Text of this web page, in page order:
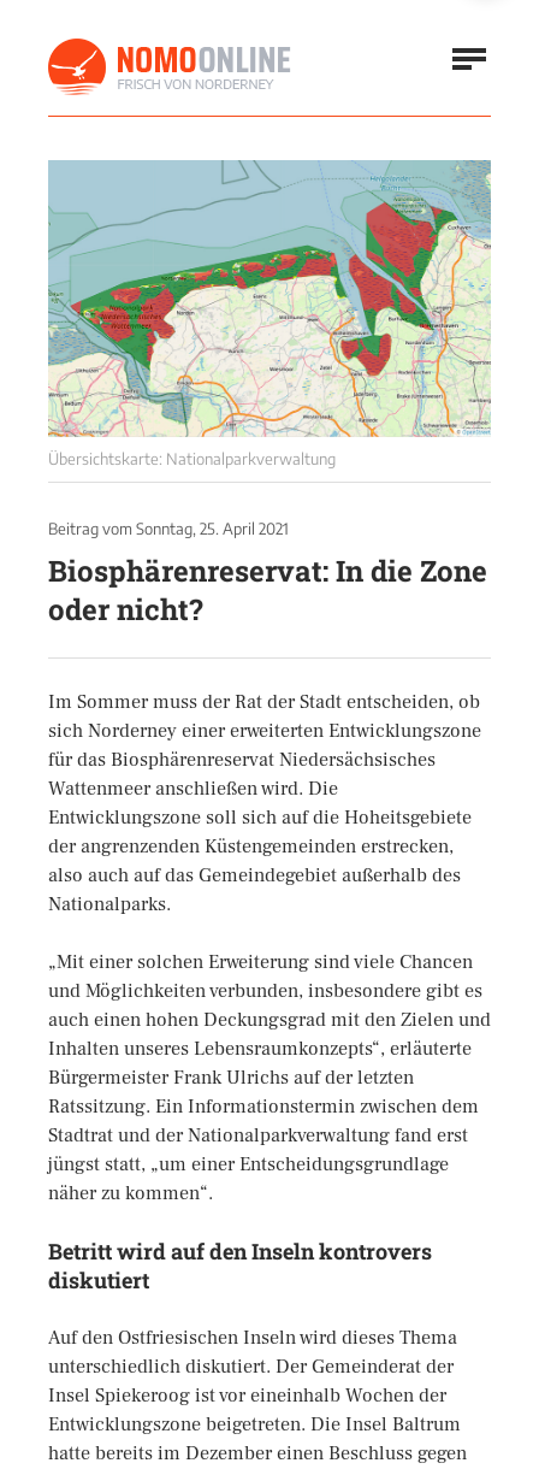
Übersichtskarte: Nationalparkverwaltung
Beitrag vom Sonntag, 25. April 2021
Biosphärenreservat: In die Zone
oder nicht?
Im Sommer muss der Rat der Stadt entscheiden, ob
sich Norderney einer erweiterten Entwicklungszone
für das Biosphärenreservat Niedersächsisches
Wattenmeer anschließen wird. Die
Entwicklungszone soll sich auf die Hoheitsgebiete
der angrenzenden Küstengemeinden erstrecken,
also auch auf das Gemeindegebiet außerhalb des
Nationalparks.
„Mit einer solchen Erweiterung sind viele Chancen
und Möglichkeiten verbunden, insbesondere gibt es
auch einen hohen Deckungsgrad mit den Zielen und
Inhalten unseres Lebensraumkonzepts“, erläuterte
Bürgermeister Frank Ulrichs auf der letzten
Ratssitzung. Ein Informationstermin zwischen dem
Stadtrat und der Nationalparkverwaltung fand erst
jüngst statt, „um einer Entscheidungsgrundlage
näher zu kommen“.
Betritt wird auf den Inseln kontrovers
diskutiert
Auf den Ostfriesischen Inseln wird dieses Thema
unterschiedlich diskutiert. Der Gemeinderat der
Insel Spiekeroog ist vor eineinhalb Wochen der
Entwicklungszone beigetreten. Die Insel Baltrum
hatte bereits im Dezember einen Beschluss gegen